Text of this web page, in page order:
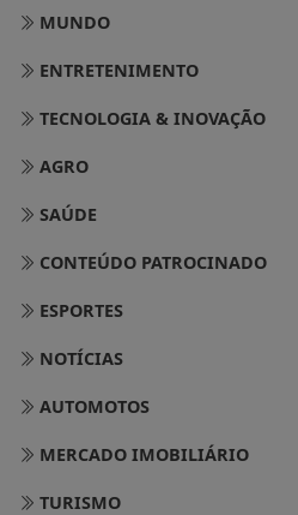
MUNDO
ENTRETENIMENTO
TECNOLOGIA & INOVAÇÃO
AGRO
SAÚDE
CONTEÚDO PATROCINADO
ESPORTES
NOTÍCIAS
AUTOMOTOS
MERCADO IMOBILIÁRIO
TURISMO